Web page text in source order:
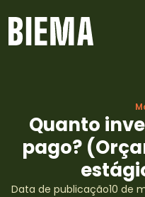
Quanto
pago?
Data de publicação10 de